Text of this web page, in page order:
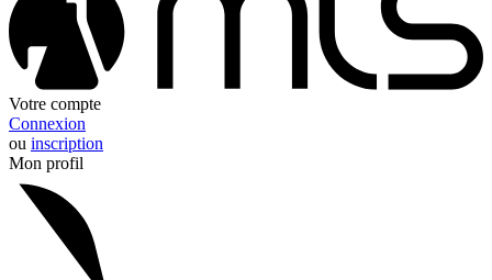
Votre compte
Connexion
ou inscription
Mon profil